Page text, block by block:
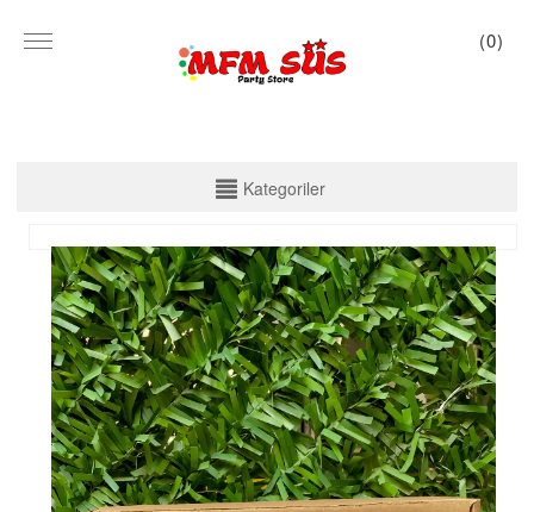
(0)
TABAK VE BARDAK
PEÇETE
MASA ÖRTÜSÜ
ZARF BANNER
ZARF VARAKLI BANNER
KALİGRAFİ BANNER
Kategoriler